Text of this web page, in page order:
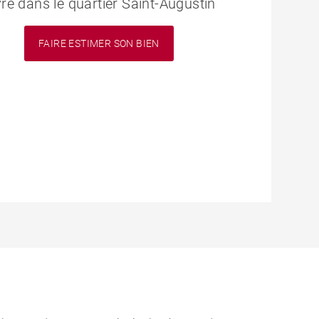
dans le quartier Saint-Augustin
FAIRE ESTIMER SON BIEN